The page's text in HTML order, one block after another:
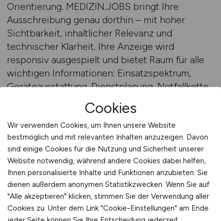
Orientierung. MEDIZIN.JOBS bringt Ihre
Ausschreibung genau dorthin – mit hoher
Sichtbarkeit, inhaltlicher Relevanz und
technischer Klarheit. Ihre Anzeige wird
responsiv ausgespielt und bietet Raum für alle
wichtigen Informationen: Einsatzspektrum,
Geräteausstattung, Dienstplanung, Notfallkette,
Supervision und Fortbildungsmöglichkeiten. Ob
Sie für einen zentralen OP, eine spezialisierte
Anästhesieeinheit oder ein Intensivzentrum
suchen – mit MEDIZIN.JOBS erreichen Sie ATA,
die sich beruflich weiterentwickeln wollen und
echte Qualität erwarten.
Beratung anfordern
Cookies
Wir verwenden Cookies, um Ihnen unsere Website
bestmöglich und mit relevanten Inhalten anzuzeigen. Davon
sind einige Cookies für die Nutzung und Sicherheit unserer
Website notwendig, während andere Cookies dabei helfen,
Ihnen personalisierte Inhalte und Funktionen anzubieten. Sie
dienen außerdem anonymen Statistikzwecken. Wenn Sie auf
"Alle akzeptieren" klicken, stimmen Sie der Verwendung aller
Cookies zu. Unter dem Link "Cookie-Einstellungen" am Ende